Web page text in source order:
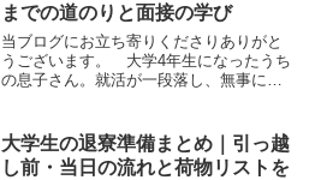
までの道のりと面接の学び
当ブログにお立ち寄りくださりありがと
うございます。 大学4年生になったうち
の息子さん。就活が一段落し、無事に内
見守って感じたことをまとめてみたいと
思います。 これから就...
大学生の退寮準備まとめ｜引っ越
し前・当日の流れと荷物リストを